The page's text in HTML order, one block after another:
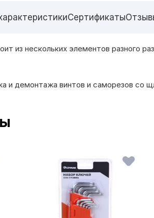
Сертификаты
из нескольких элементов разного
и демонтажа винтов и саморезов со